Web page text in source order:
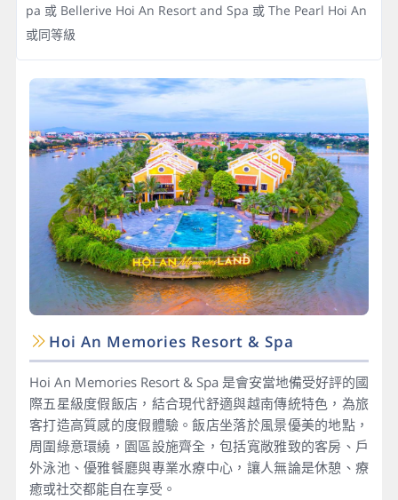
pa 或 Bellerive Hoi An Resort and Spa 或 The Pearl Hoi An
或同等級
Hoi An Memories Resort & Spa
Hoi An Memories Resort & Spa 是會安當地備受好評的國
際五星級度假飯店，結合現代舒適與越南傳統特色，為旅
客打造高質感的度假體驗。飯店坐落於風景優美的地點，
周圍綠意環繞，園區設施齊全，包括寬敞雅致的客房、戶
外泳池、優雅餐廳與專業水療中心，讓人無論是休憩、療
癒或社交都能自在享受。